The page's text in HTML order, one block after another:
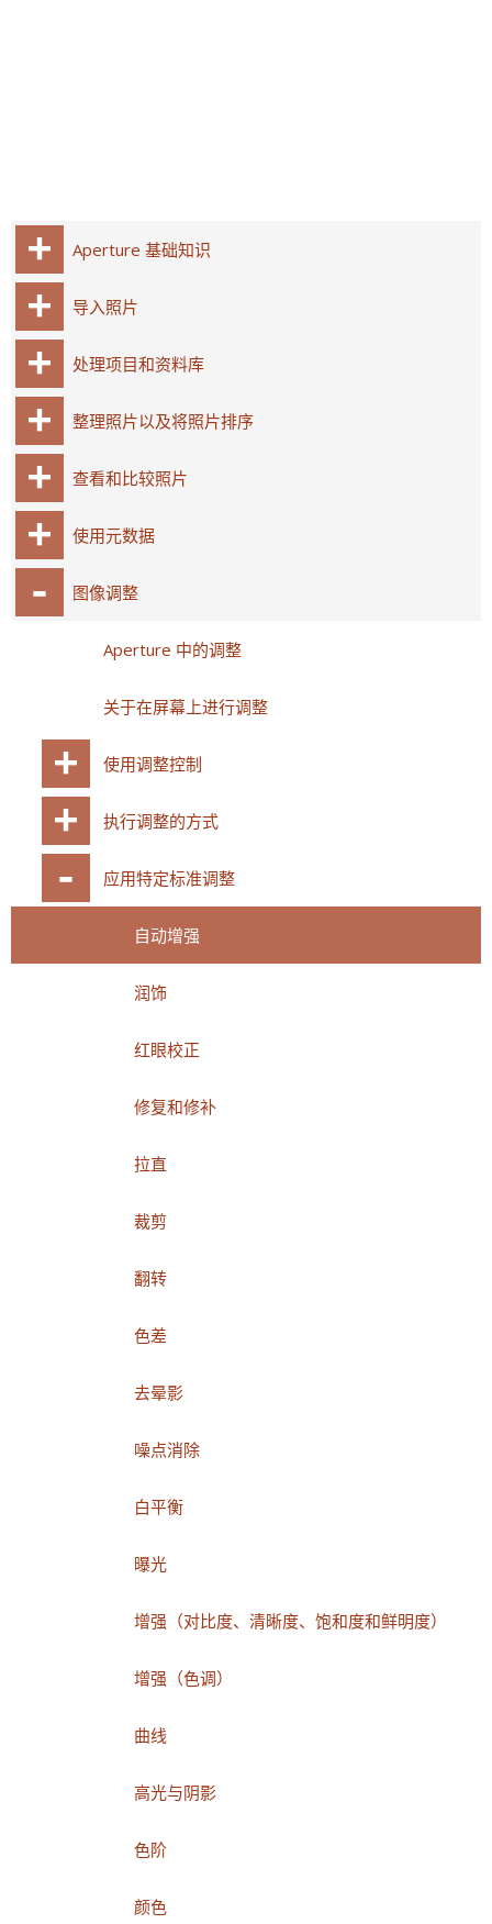
Aperture 基础知识
导入照片
处理项目和资料库
整理照片以及将照片排序
查看和比较照片
使用元数据
图像调整
Aperture 中的调整
关于在屏幕上进行调整
使用调整控制
执行调整的方式
应用特定标准调整
自动增强
润饰
红眼校正
修复和修补
拉直
裁剪
翻转
色差
去晕影
噪点消除
白平衡
曝光
增强（对比度、清晰度、饱和度和鲜明度）
增强（色调）
曲线
高光与阴影
色阶
颜色